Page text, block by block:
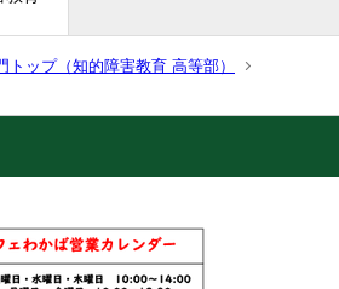
トップ（知的障害教育 高等部）